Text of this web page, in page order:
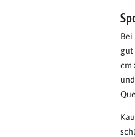
Bei
gut
cm